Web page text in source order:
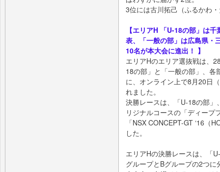
3位には古川拓己（ふるかわ
【エリアH 「U-18の部」は
表、「一般の部」は広島県・
10名が本大会に進出！ 】
エリアHのエリア選抜戦は、
18の部」と「一般の部」、
に、オンライン上で8月20日
れました。
決勝レースは、「U-18の部
リジナルコースの「ディープ
「NSX CONCEPT-GT ‘16（
した。
エリアHの決勝レースは、「
グループとBグループの2つに